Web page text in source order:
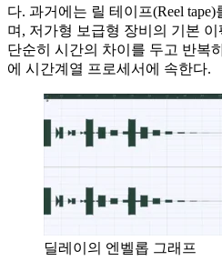
다. 과거에는 릴 테이프(Reel
며, 저가형 보급형 장비의 기본
단순히 시간의 차이를 두고 반복
에 시간계열 프로세서에 속한다.
딜레이의 엔벨롭 그래프